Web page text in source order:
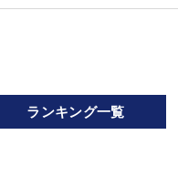
ランキング一覧